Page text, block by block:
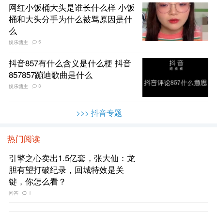
网红小饭桶大头是谁长什么样 小饭
桶和大头分手为什么被骂原因是什
么
娱乐塘主 5
抖音857有什么含义是什么梗 抖音
857857蹦迪歌曲是什么
娱乐塘主 3
>>> 抖音专题
热门阅读
引擎之心卖出1.5亿套，张大仙：龙
胆有望打破纪录，回城特效是关
键，你怎么看？
问答 1